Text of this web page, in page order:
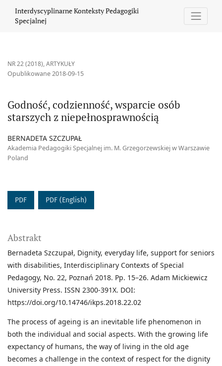
Interdyscyplinarne Konteksty Pedagogiki
Specjalnej
NR 22 (2018),ARTYKUŁY
Godność, codzienność, wsparcie osób
starszych z niepełnosprawnością
Opublikowane 2018-09-15
BERNADETA SZCZUPAŁ
Akademia Pedagogiki Specjalnej im. M. Grzegorzewskiej w Warszawie
Poland
PDF PDF (English)
Abstrakt
Bernadeta Szczupał, Dignity, everyday life, support for seniors
with disabilities, Interdisciplinary Contexts of Special
Pedagogy, No. 22, Poznań 2018. Pp. 15–26. Adam Mickiewicz
University Press. ISSN 2300-391X. DOI:
https://doi.org/10.14746/ikps.2018.22.02
The process of ageing is an inevitable life phenomenon in
both the individual and social aspects. With the growing life
expectancy of humans, the way of living in the old age
becomes a challenge in the context of respect for the dignity